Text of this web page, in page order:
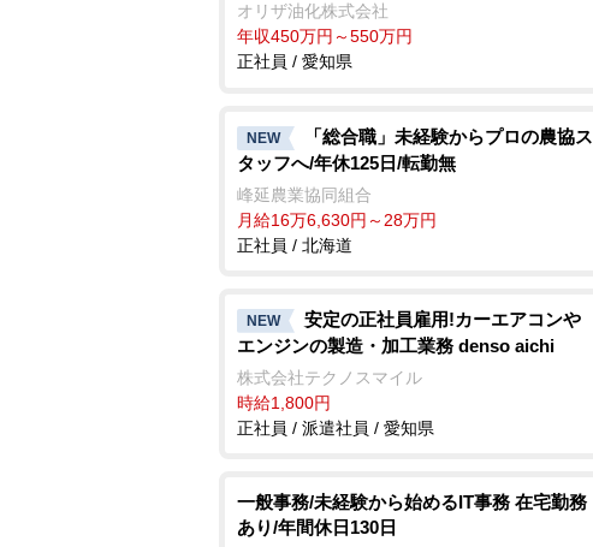
オリザ油化株式会社
年収450万円～550万円
正社員 / 愛知県
NEW
「総合職」未経験からプロの農協ス
タッフへ/年休125日/転勤無
峰延農業協同組合
月給16万6,630円～28万円
正社員 / 北海道
NEW
安定の正社員雇用!カーエアコン
エンジンの製造・加工業務 denso aichi
株式会社テクノスマイル
時給1,800円
正社員 / 派遣社員 / 愛知県
一般事務/未経験から始めるIT事務 在宅勤務
あり/年間休日130日